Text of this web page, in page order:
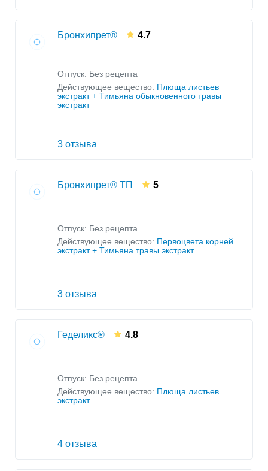
Бронхипрет® 4.7
Отпуск: Без рецепта
Действующее вещество: Плюща листьев
экстракт + Тимьяна обыкновенного травы
экстракт
3 отзыва
Бронхипрет® ТП 5
Отпуск: Без рецепта
Действующее вещество: Первоцвета корней
экстракт + Тимьяна травы экстракт
3 отзыва
Геделикс® 4.8
Отпуск: Без рецепта
Действующее вещество: Плюща листьев
экстракт
4 отзыва